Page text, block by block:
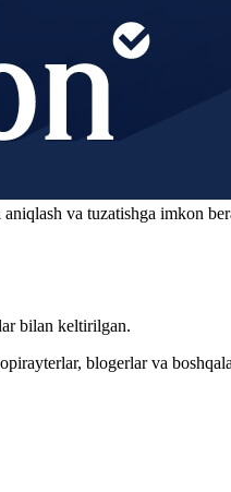
va tuzatishga imkon
bilan keltirilgan.
blogerlar va